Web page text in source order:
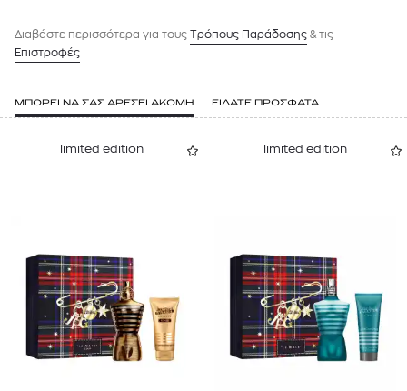
Διαβάστε περισσότερα για τους Tρόπους Παράδοσης & τις
Επιστροφές
ΜΠΟΡΕΙ ΝΑ ΣΑΣ ΑΡΕΣΕΙ ΑΚΟΜΗ ΕΙΔΑΤΕ ΠΡΟΣΦΑΤΑ
limited edition limited edition